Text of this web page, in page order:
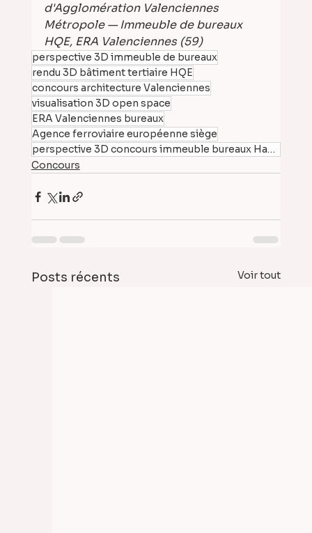
d'Agglomération Valenciennes
Métropole — Immeuble de bureaux
HQE, ERA Valenciennes (59)
perspective 3D immeuble de bureaux
rendu 3D bâtiment tertiaire HQE
concours architecture Valenciennes
visualisation 3D open space
ERA Valenciennes bureaux
Agence ferroviaire européenne siège
perspective 3D concours immeuble bureaux Hauts-de-Franc
Concours
Posts récents Voir tout